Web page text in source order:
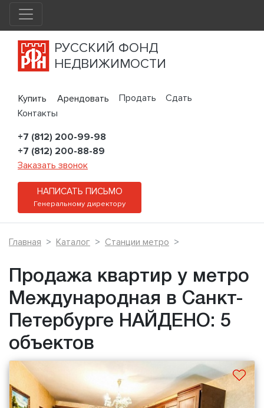
РУССКИЙ ФОНД
НЕДВИЖИМОСТИ
Купить Арендовать Продать
Сдать
Контакты
+7 (812) 200-99-98
+7 (812) 200-88-89
Заказать звонок
НАПИСАТЬ ПИСЬМО
Генеральному директору
Главная Каталог Станции метро
Продажа квартир у метро
Международная в Санкт-
Петербурге НАЙДЕНО: 5
объектов